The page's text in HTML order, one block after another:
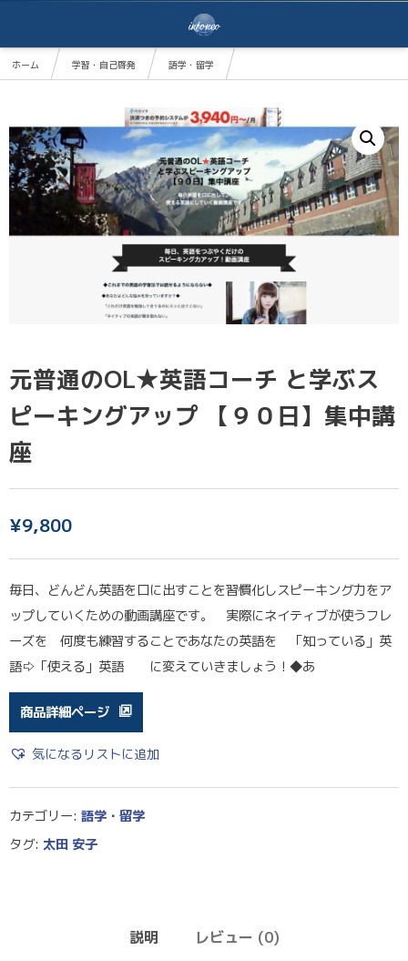
ホーム 学習・自己啓発
語学・留学
元普通のOL★英語コーチ と学ぶス
ピーキングアップ 【９０日】集中講
座
¥9,800
毎日、どんどん英語を口に出すことを習慣化しスピーキング力をア
ップしていくための動画講座です。 実際にネイティブが使うフレ
ーズを 何度も練習することであなたの英語を 「知っている」英
語⇨「使える」英語 に変えていきましょう！◆あ
商品詳細ページ
気になるリストに追加
カテゴリー: 語学・留学
タグ: 太田 安子
説明 レビュー (0)